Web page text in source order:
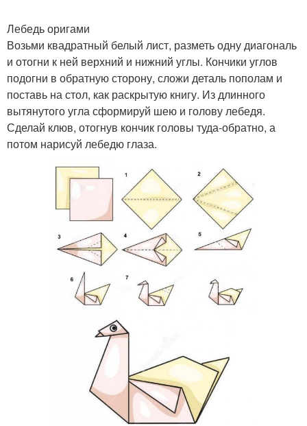
Лебедь оригами
Возьми квадратный белый лист, разметь одну диагональ
и отогни к ней верхний и нижний углы. Кончики углов
подогни в обратную сторону, сложи деталь пополам и
поставь на стол, как раскрытую книгу. Из длинного
вытянутого угла сформируй шею и голову лебедя.
Сделай клюв, отогнув кончик головы туда-обратно, а
потом нарисуй лебедю глаза.